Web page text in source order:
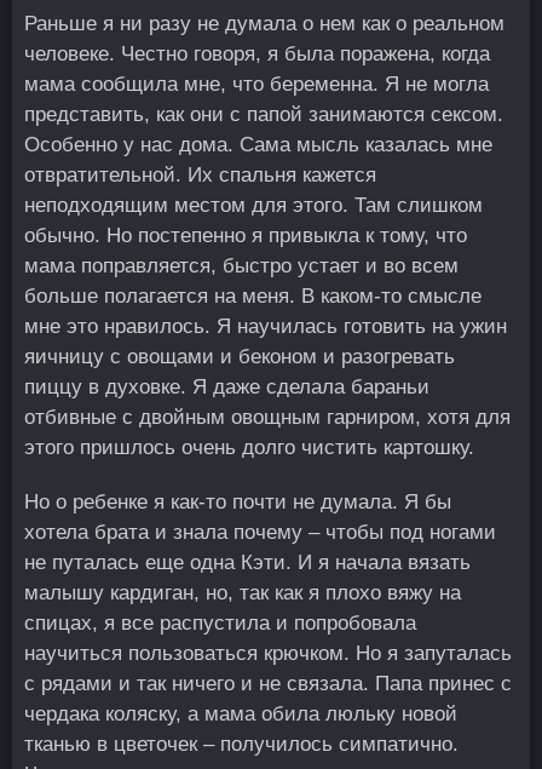
Раньше я ни разу не думала о нем как о реальном
человеке. Честно говоря, я была поражена, когда
мама сообщила мне, что беременна. Я не могла
представить, как они с папой занимаются сексом.
Особенно у нас дома. Сама мысль казалась мне
отвратительной. Их спальня кажется
неподходящим местом для этого. Там слишком
обычно. Но постепенно я привыкла к тому, что
мама поправляется, быстро устает и во всем
больше полагается на меня. В каком-то смысле
мне это нравилось. Я научилась готовить на ужин
яичницу с овощами и беконом и разогревать
пиццу в духовке. Я даже сделала бараньи
отбивные с двойным овощным гарниром, хотя для
этого пришлось очень долго чистить картошку.
Но о ребенке я как-то почти не думала. Я бы
хотела брата и знала почему – чтобы под ногами
не путалась еще одна Кэти. И я начала вязать
малышу кардиган, но, так как я плохо вяжу на
спицах, я все распустила и попробовала
научиться пользоваться крючком. Но я запуталась
с рядами и так ничего и не связала. Папа принес с
чердака коляску, а мама обила люльку новой
тканью в цветочек – получилось симпатично.